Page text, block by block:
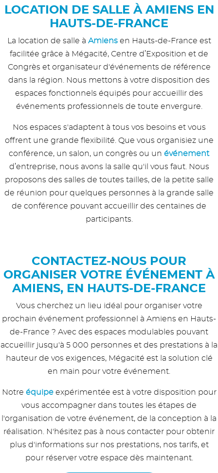
LOCATION DE SALLE À AMIENS EN
HAUTS-DE-FRANCE
La location de salle à Amiensen Hauts-de-France est
facilitée grâce à Mégacité, Centre d’Exposition et de
Congrès et organisateur d'événements de référence
dans la région. Nous mettons à votre disposition des
espaces fonctionnels équipés pour accueillir des
événements professionnels de toute envergure.
Nos espaces s'adaptent à tous vos besoins et vous
offrent une grande flexibilité. Que vous organisiez une
conférence, un salon, un congrès ou un événement
d’entreprise, nous avons la salle qu'il vous faut. Nous
proposons des salles de toutes tailles, de la petite salle
de réunion pour quelques personnes à la grande salle
de conférence pouvant accueillir des centaines de
participants.
CONTACTEZ-NOUS POUR
ORGANISER VOTRE ÉVÉNEMENT À
AMIENS, EN HAUTS-DE-FRANCE
Vous cherchez un lieu idéal pour organiser votre
prochain événement professionnel à Amiens en Hauts-
de-France ? Avec des espaces modulables pouvant
accueillir jusqu'à 5 000 personnes et des prestations à la
hauteur de vos exigences, Mégacité est la solution clé
en main pour votre événement.
Notre équipeexpérimentée est à votre disposition pour
vous accompagner dans toutes les étapes de
l'organisation de votre événement, de la conception à la
réalisation. N'hésitez pas à nous contacter pour obtenir
plus d'informations sur nos prestations, nos tarifs, et
pour réserver votre espace dès maintenant.